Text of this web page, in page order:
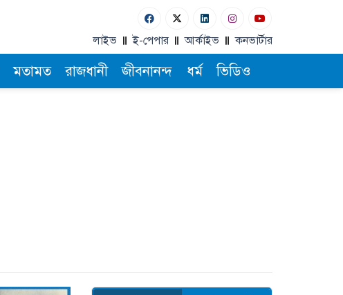
লাইভ ই-পেপার আর্কাইভ কনভার্টার
মতামত রাজধানী জীবনানন্দ ধর্ম ভিডিও